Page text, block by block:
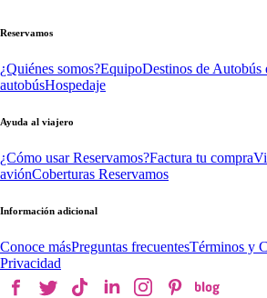
Reservamos
¿Quiénes somos?EquipoDestinos de Autobús
autobúsHospedaje
Ayuda al viajero
¿Cómo usar Reservamos?Factura tu compra
aviónCoberturas Reservamos
Información adicional
Conoce másPreguntas frecuentesTérminos y
Privacidad